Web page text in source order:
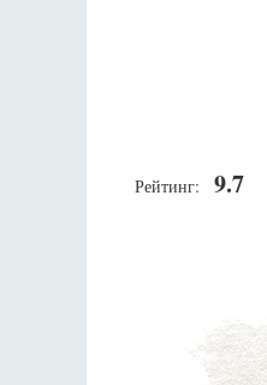
Рейтинг: 9.7